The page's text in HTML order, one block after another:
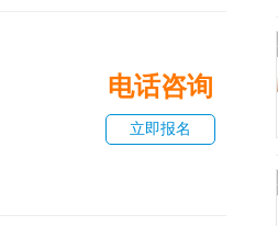
电话咨询
立即报名